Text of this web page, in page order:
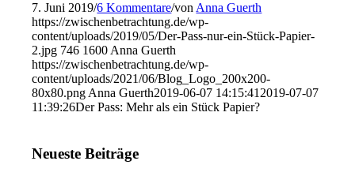
7. Juni 2019/6 Kommentare/von Anna Guerth
https://zwischenbetrachtung.de/wp-
content/uploads/2019/05/Der-Pass-nur-ein-Stück-Papier-
2.jpg 746 1600 Anna Guerth
https://zwischenbetrachtung.de/wp-
content/uploads/2021/06/Blog_Logo_200x200-
80x80.png Anna Guerth2019-06-07 14:15:41 2019-07-07
11:39:26Der Pass: Mehr als ein Stück Papier?
Neueste Beiträge